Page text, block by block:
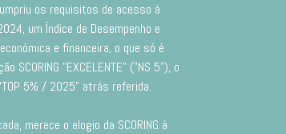
os requisitos de acesso à
um Índice de Desempenho e
e financeira, o que só é
"EXCELENTE" ("NS 5"), o
5% / 2025” atrás referida.
merece o elogio da SCORING à